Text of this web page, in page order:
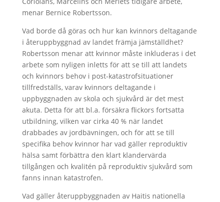
menar Bernice Robertsson.
Vad borde då göras och hur kan kvinnors deltagande
i återuppbyggnad av landet främja jämställdhet?
Robertsson menar att kvinnor måste inkluderas i det
arbete som nyligen inletts för att se till att landets
och kvinnors behov i post-katastrofsituationer
tillfredställs, varav kvinnors deltagande i
uppbyggnaden av skola och sjukvård är det mest
akuta. Detta för att bl.a. försäkra flickors fortsatta
utbildning, vilken var cirka 40 % när landet
drabbades av jordbävningen, och för att se till
specifika behov kvinnor har vad gäller reproduktiv
hälsa samt förbättra den klart klandervärda
tillgången och kvalitén på reproduktiv sjukvård som
fanns innan katastrofen.
Vad gäller återuppbyggnaden av Haitis nationella